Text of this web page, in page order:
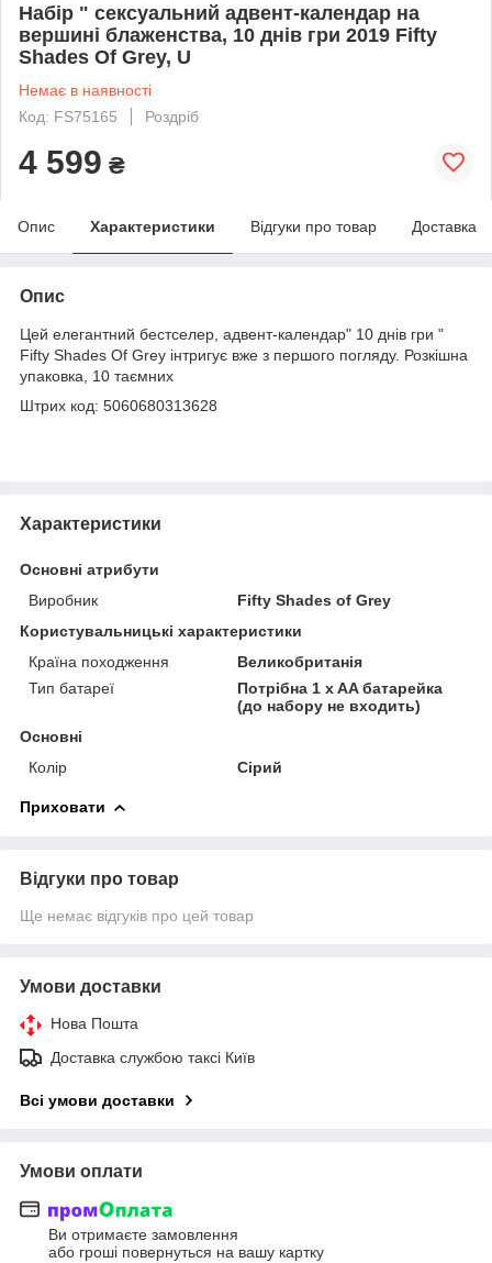
Набір " сексуальний адвент-календар на
вершині блаженства, 10 днів гри 2019 Fifty
Shades Of Grey, U
Немає в наявності
Код: FS75165
Роздріб
4 599 ₴
Опис Характеристики Відгуки про товар Доставка
Опис
Цей елегантний бестселер, адвент-календар" 10 днів гри "
Fifty Shades Of Grey інтригує вже з першого погляду. Розкішна
упаковка, 10 таємних
Штрих код: 5060680313628
Характеристики
Основні атрибути
Виробник
Fifty Shades of Grey
Користувальницькі характеристики
Країна походження
Великобританія
Тип батареї
Потрібна 1 x AA батарейка
(до набору не входить)
Основні
Колір
Сірий
Приховати
Відгуки про товар
Ще немає відгуків про цей товар
Умови доставки
Нова Пошта
Доставка службою таксі Київ
Всі умови доставки
Умови оплати
Ви отримаєте замовлення
або гроші повернуться на вашу картку